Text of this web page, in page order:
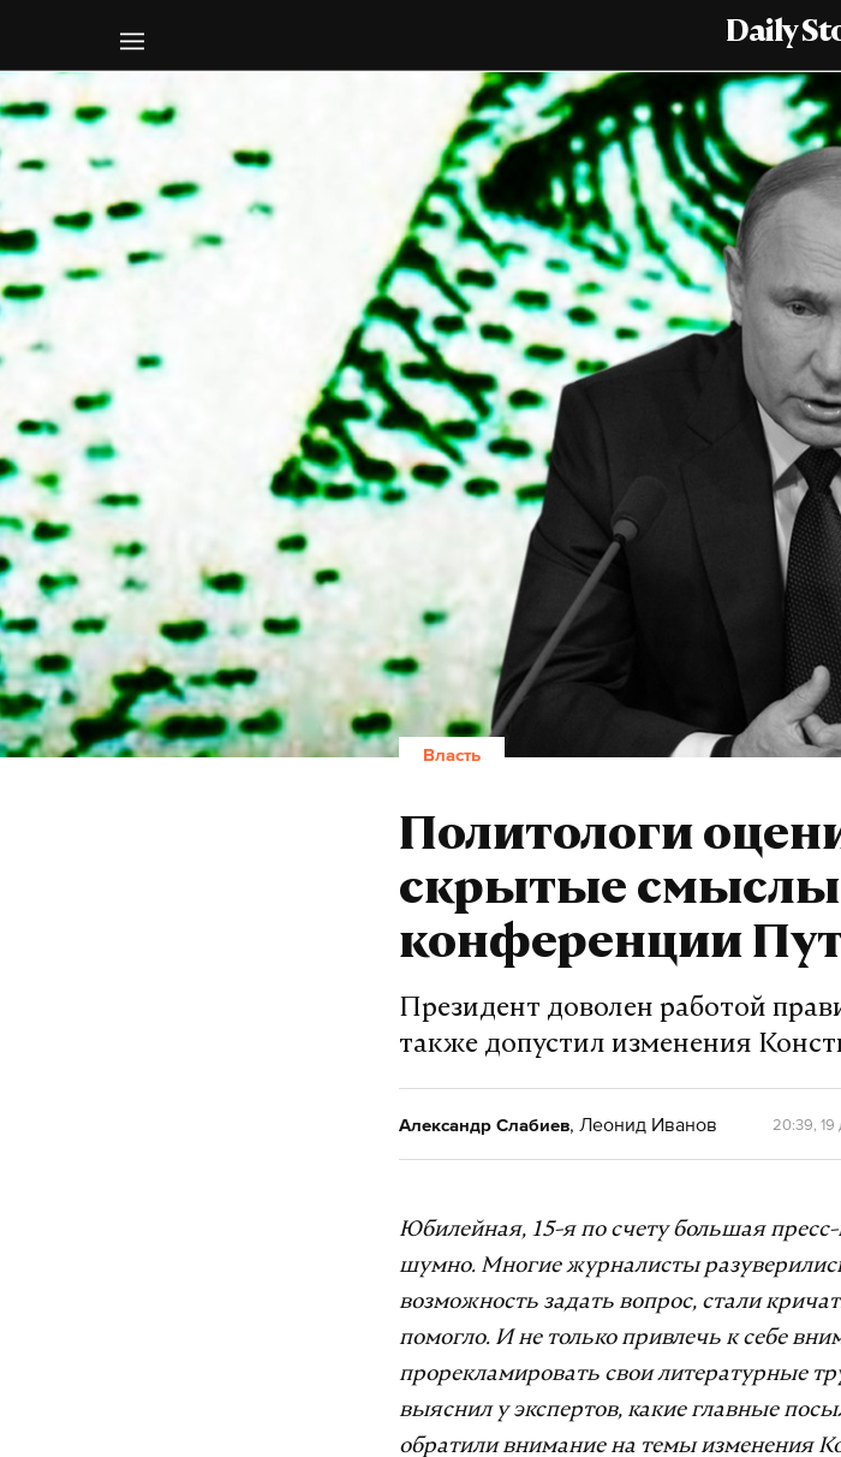
Daily
Власть
Политологи
скрытые смыслы
конференции
Президент доволен работой
также допустил изменения
Александр Слабиев, Леонид Иванов 20:39, 19
Юбилейная, 15-я по счету большая
шумно. Многие журналисты
возможность задать вопрос, стали
помогло. И не только привлечь к себе
прорекламировать свои литературные
выяснил у экспертов, какие главные
обратили внимание на темы изменения